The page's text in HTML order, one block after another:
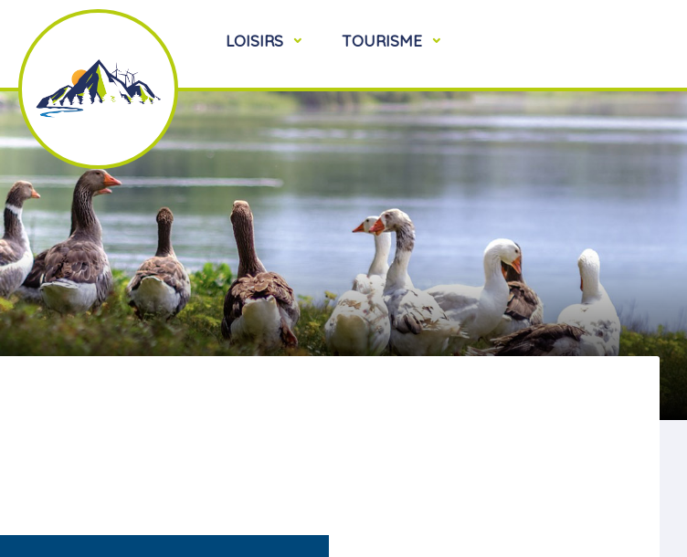
LOISIRS TOURISME